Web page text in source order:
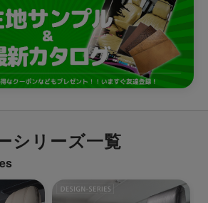
シリーズ一覧